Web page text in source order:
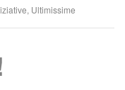
, Ultimissime